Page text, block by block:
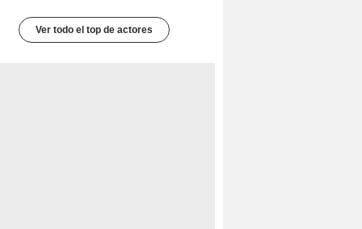
Ver todo el top de actores